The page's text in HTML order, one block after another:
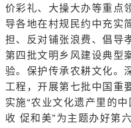
价彩礼、大操大办等重点
导各地在村规民约中充实
担、反对铺张浪费、倡导
第四批文明乡风建设典型
验。保护传承农耕文化。
工程，开展第七批中国重
实施“农业文化遗产里的
收 促和美”为主题办好第